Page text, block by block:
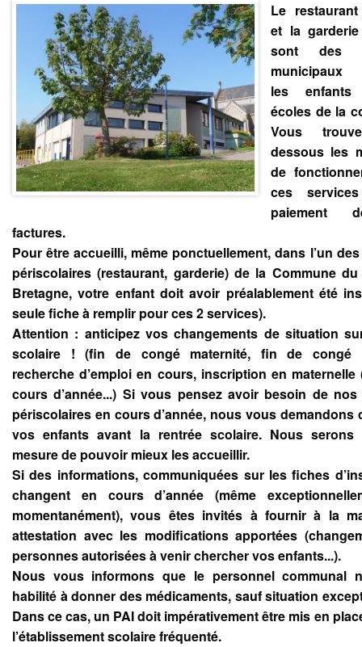
Le
et la
sont des
municipaux
les
écoles de la
Vous
dessous les
de
ces
paiement
factures.
Pour être accueilli, même ponctuellement, dans l’un
périscolaires (restaurant, garderie) de la Commune
Bretagne, votre enfant doit avoir préalablement été
seule fiche à remplir pour ces 2 services).
Attention : anticipez vos changements de situation
scolaire ! (fin de congé maternité, fin de congé
recherche d’emploi en cours, inscription en maternelle
cours d’année...) Si vous pensez avoir besoin de
périscolaires en cours d’année, nous vous demandons
vos enfants avant la rentrée scolaire. Nous serons
mesure de pouvoir mieux les accueillir.
Si des informations, communiquées sur les fiches
changent en cours d’année (même
momentanément), vous êtes invités à fournir à la
attestation avec les modifications apportées
personnes autorisées à venir chercher vos enfants...).
Nous vous informons que le personnel communal
habilité à donner des médicaments, sauf situation
Dans ce cas, un PAI doit impérativement être mis en
l’établissement scolaire fréquenté.